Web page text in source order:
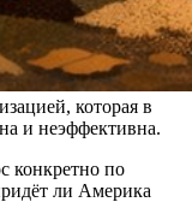
которая в
и неэффективна.
конкретно по
ли Америка